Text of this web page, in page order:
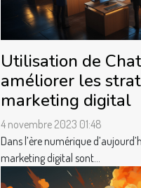
Utilisation de
améliorer les
marketing digital
4 novembre 2023 01:48
Dans l’ère numérique
marketing digital sont...